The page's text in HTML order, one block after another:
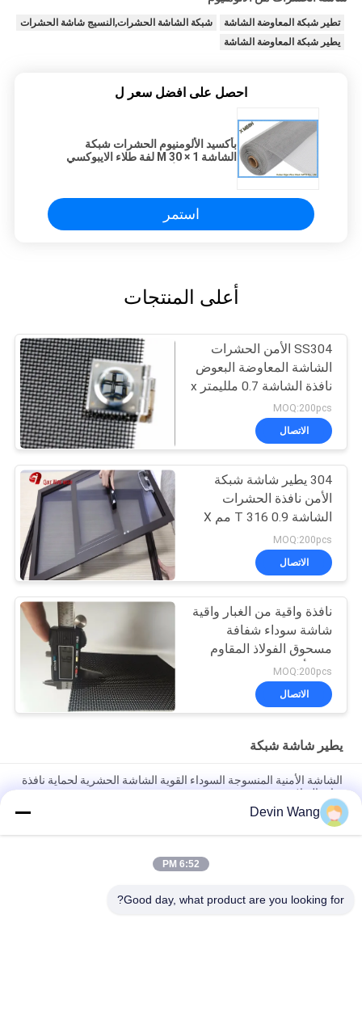
تطير شبكة المعاوضة الشاشة
شبكة الشاشة الحشرات,النسيج شاشة الحشرات
يطير شبكة المعاوضة الشاشة
احصل على افضل سعر ل
بأكسيد الألومنيوم الحشرات شبكة
الشاشة 1 × 30 M لفة طلاء الايبوكسي
استمر
أعلى المنتجات
SS304 الأمن الحشرات
الشاشة المعاوضة البعوض
نافذة الشاشة 0.7 ملليمتر x
11 شبكة
MOQ:200pcs
الاتصال
304 يطير شاشة شبكة
الأمن نافذة الحشرات
الشاشة T 316 0.9 مم X
10 شبكة
MOQ:200pcs
الاتصال
نافذة واقية من الغبار واقية
شاشة سوداء شفافة
مسحوق الفولاذ المقاوم
للصدأ
MOQ:200pcs
الاتصال
يطير شاشة شبكة
الشاشة الأمنية المنسوجة السوداء القوية الشاشة الحشرية لحماية نافذة
بوابة الفيلا
الأمنية
201/304/316 شاشات النافذة الأمنية المقاومة للرصاص من الفولاذ
Devin Wang
6:52 PM
Good day, what product are you looking for?